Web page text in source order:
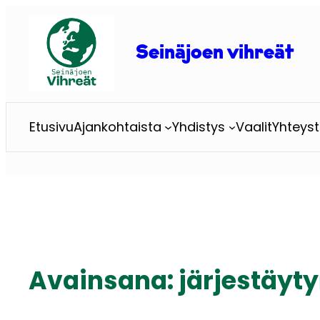
sisältöön
Seinäjoen vihreät
EtusivuAjankohtaista Yhdistys Vaalit
Avainsana: